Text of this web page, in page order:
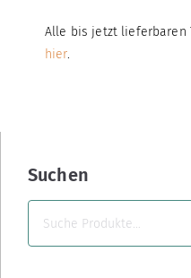
Alle bis jetzt lieferbaren
hier.
Suchen